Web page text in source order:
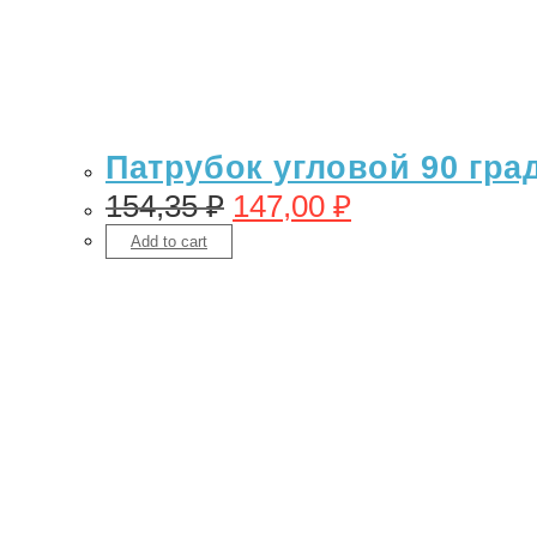
Патрубок угловой 90
154,35₽ 147,00 ₽
Add to cart